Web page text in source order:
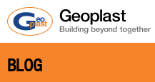
BLOG